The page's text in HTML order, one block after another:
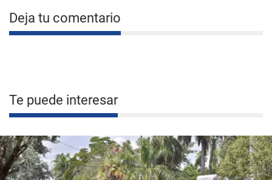
Deja tu comentario
Te puede interesar